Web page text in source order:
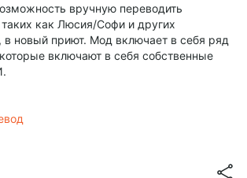
вручную переводить
как Люсия/Софи и других
в новый приют. Мод включает в себя ряд
включают в себя собственные